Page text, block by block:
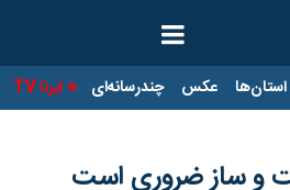
استان‌ها عکس چندرسانه‌ای ایرنا TV
و ساز ضروری است